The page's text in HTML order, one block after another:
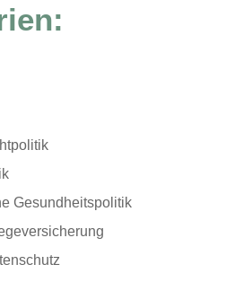
Gesundheitspolitik